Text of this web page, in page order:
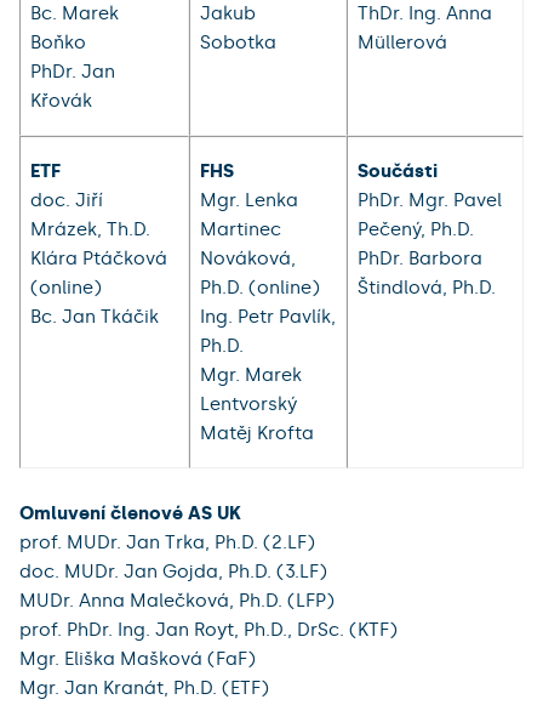
Bc. Marek
Boňko
PhDr. Jan
Křovák
Jakub
Sobotka
ThDr. Ing. Anna
Müllerová
ETF
doc. Jiří
Mrázek, Th.D.
Klára Ptáčková
(online)
Bc. Jan Tkáčik
FHS
Mgr. Lenka
Martinec
Nováková,
Ph.D. (online)
Ing. Petr Pavlík,
Ph.D.
Mgr. Marek
Lentvorský
Matěj Krofta
Součásti
PhDr. Mgr. Pavel
Pečený, Ph.D.
PhDr. Barbora
Štindlová, Ph.D.
Omluvení členové AS UK
prof. MUDr. Jan Trka, Ph.D. (2.LF)
doc. MUDr. Jan Gojda, Ph.D. (3.LF)
MUDr. Anna Malečková, Ph.D. (LFP)
prof. PhDr. Ing. Jan Royt, Ph.D., DrSc. (KTF)
Mgr. Eliška Mašková (FaF)
Mgr. Jan Kranát, Ph.D. (ETF)